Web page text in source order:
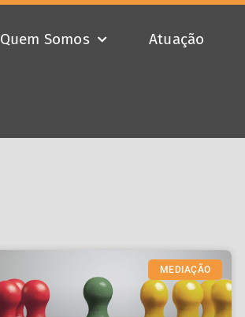
Quem Somos Atuação
MEDIAÇÃO